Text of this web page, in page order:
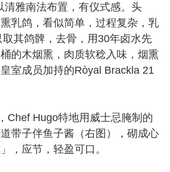
清雅南法布置，有仪式感。头
乳鸽，看似简单，过程复杂，乳
其鸽髀，去骨，用30年卤水先
的木烟熏，肉质软稔入味，烟熏
室成员加持的Ròyal Brackla 21
Hugo特地用威士忌腌制的
带子伴鱼子酱（右图），砌成心
，应节，轻盈可口。